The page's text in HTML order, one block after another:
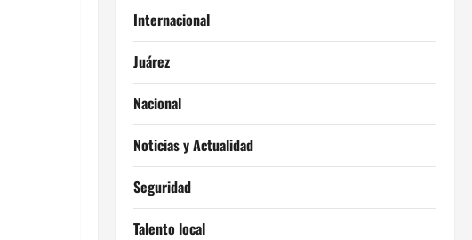
Internacional
Juárez
Nacional
Noticias y Actualidad
Seguridad
Talento local